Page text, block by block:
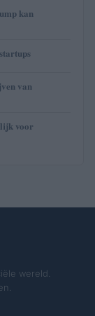
kan
van
voor
wereld.